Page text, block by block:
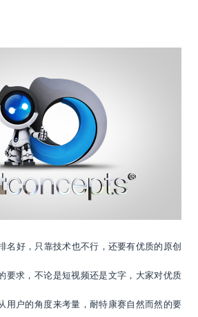
名好，只靠技术也不行，还要有优质的原创
要求，不论是短视频还是文字，大家对优质
用户的角度来考量，耐特康赛自然而然的要